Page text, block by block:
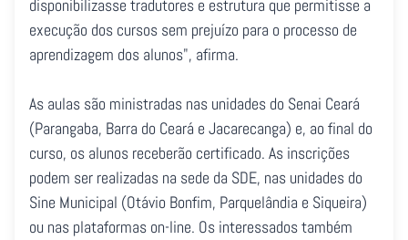
disponibilizasse tradutores e estrutura que permitisse a
execução dos cursos sem prejuízo para o processo de
aprendizagem dos alunos", afirma.
As aulas são ministradas nas unidades do Senai Ceará
(Parangaba, Barra do Ceará e Jacarecanga) e, ao final do
curso, os alunos receberão certificado. As inscrições
podem ser realizadas na sede da SDE, nas unidades do
Sine Municipal (Otávio Bonfim, Parquelândia e Siqueira)
ou nas plataformas on-line. Os interessados também